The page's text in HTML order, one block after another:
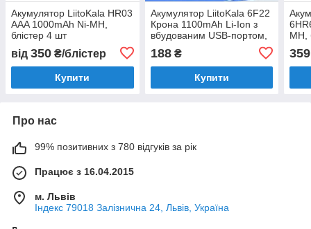
Акумулятор LiitoKala HR03
AAA 1000mAh Ni-MH,
блістер 4 шт
від 350 ₴/блістер
Купити
Акумулятор LiitoKala 6F22
Крона 1100mAh Li-Ion з
вбудованим USB-портом,
188₴
Купити
MH,
359
Про нас
99% позитивних з 780 відгуків за рік
Працює з 16.04.2015
м. Львів
Індекс 79018 Залізнична 24, Львів, Україна